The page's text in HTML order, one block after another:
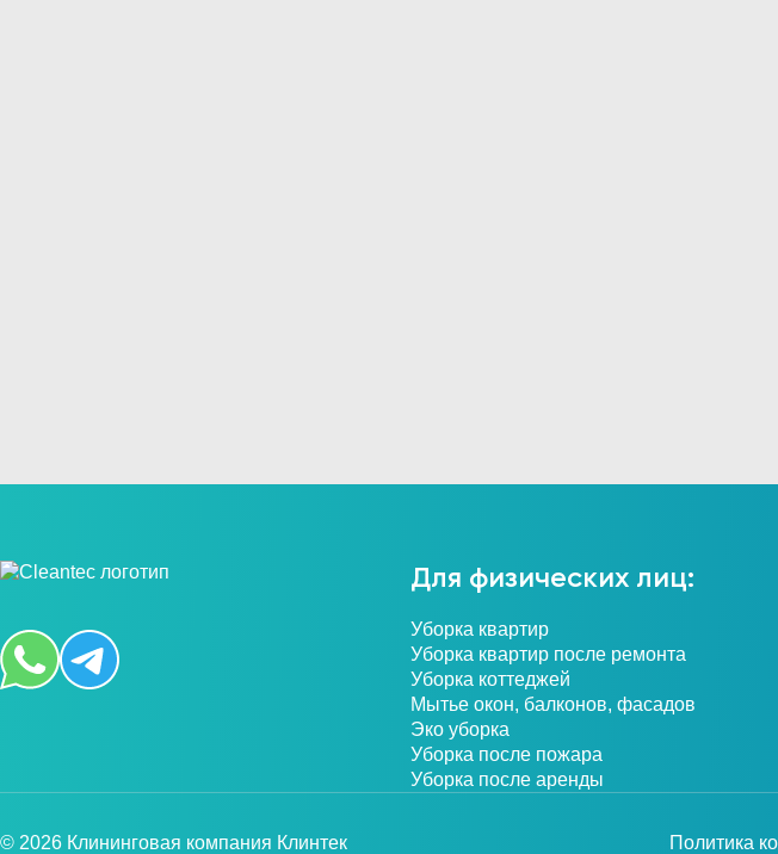
Для физических лиц:
Уборка квартир
Уборка квартир после ремонта
Уборка коттеджей
Мытье окон, балконов, фасадов
Эко уборка
Уборка после пожара
Уборка после аренды
© 2026 Клининговая компания Клинтек Политика